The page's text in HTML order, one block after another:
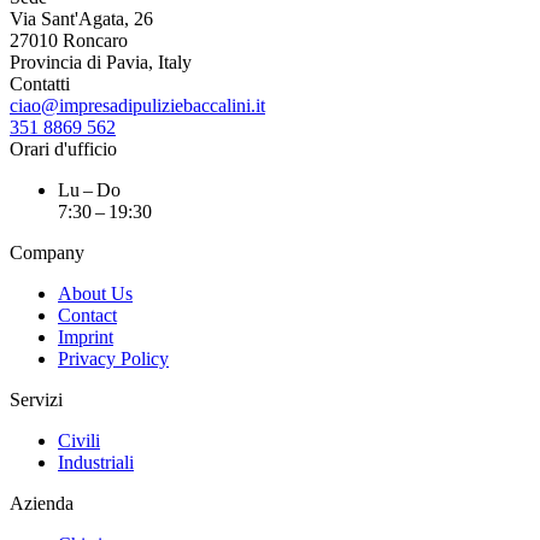
Via Sant'Agata, 26
27010 Roncaro
Provincia di Pavia, Italy
Contatti
ciao@impresadipuliziebaccalini.it
351 8869 562
Orari d'ufficio
Lu – Do
7:30 – 19:30
Company
About Us
Contact
Imprint
Privacy Policy
Servizi
Civili
Industriali
Azienda